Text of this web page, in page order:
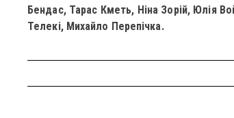
Бендас, Тарас Кметь, Ніна Зорій, Юлія
Телекі, Михайло Перепічка.